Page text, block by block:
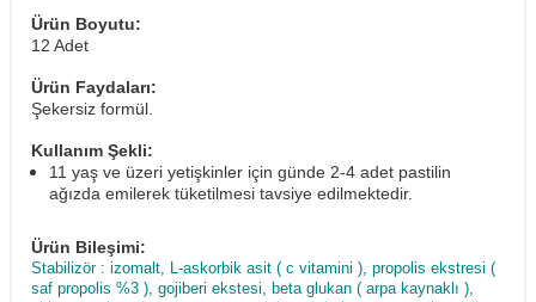
Ürün Boyutu:
12 Adet
Ürün Faydaları:
Şekersiz formül.
Kullanım Şekli:
11 yaş ve üzeri yetişkinler için günde 2-4 adet pastilin
ağızda emilerek tüketilmesi tavsiye edilmektedir.
Ürün Bileşimi:
Stabilizör : izomalt, L-askorbik asit ( c vitamini ), propolis ekstresi (
saf propolis %3 ), gojiberi ekstesi, beta glukan ( arpa kaynaklı ),